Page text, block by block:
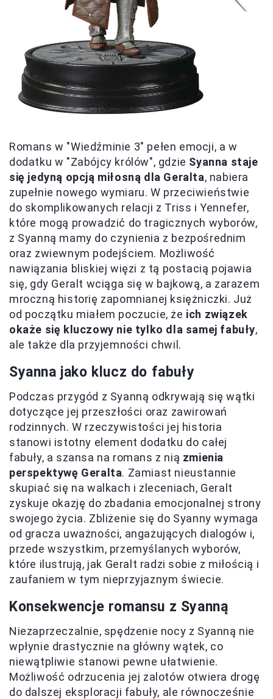
Romans w "Wiedźminie 3" pełen emocji, a w
dodatku w "Zabójcy królów", gdzie Syanna staje
się jedyną opcją miłosną dla Geralta, nabiera
zupełnie nowego wymiaru. W przeciwieństwie
do skomplikowanych relacji z Triss i Yennefer,
które mogą prowadzić do tragicznych wyborów,
z Syanną mamy do czynienia z bezpośrednim
oraz zwiewnym podejściem. Możliwość
nawiązania bliskiej więzi z tą postacią pojawia
się, gdy Geralt wciąga się w bajkową, a zarazem
mroczną historię zapomnianej księżniczki. Już
od początku miałem poczucie, że ich związek
okaże się kluczowy nie tylko dla samej fabuły,
ale także dla przyjemności chwil.
Syanna jako klucz do fabuły
Podczas przygód z Syanną odkrywają się wątki
dotyczące jej przeszłości oraz zawirowań
rodzinnych. W rzeczywistości jej historia
stanowi istotny element dodatku do całej
fabuły, a szansa na romans z nią zmienia
perspektywę Geralta. Zamiast nieustannie
skupiać się na walkach i zleceniach, Geralt
zyskuje okazję do zbadania emocjonalnej strony
swojego życia. Zbliżenie się do Syanny wymaga
od gracza uważności, angażujących dialogów i,
przede wszystkim, przemyślanych wyborów,
które ilustrują, jak Geralt radzi sobie z miłością i
zaufaniem w tym nieprzyjaznym świecie.
Konsekwencje romansu z Syanną
Niezaprzeczalnie, spędzenie nocy z Syanną nie
wpłynie drastycznie na główny wątek, co
niewątpliwie stanowi pewne ułatwienie.
Możliwość odrzucenia jej zalotów otwiera drogę
do dalszej eksploracji fabuły, ale równocześnie